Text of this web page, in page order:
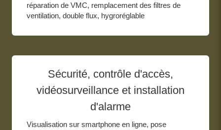
réparation de VMC, remplacement des filtres de
ventilation, double flux, hygroréglable
Sécurité, contrôle d'accès,
vidéosurveillance et installation
d'alarme
Visualisation sur smartphone en ligne, pose